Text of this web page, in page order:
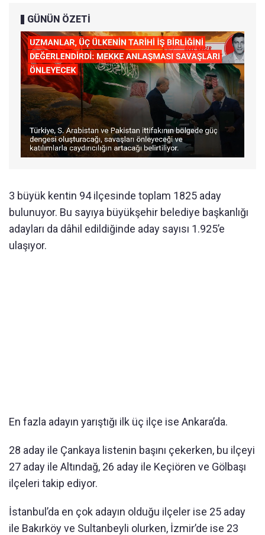
GÜNÜN ÖZETİ
3 büyük kentin 94 ilçesinde toplam 1825 aday
bulunuyor. Bu sayıya büyükşehir belediye başkanlığı
adayları da dâhil edildiğinde aday sayısı 1.925’e
ulaşıyor.
En fazla adayın yarıştığı ilk üç ilçe ise Ankara’da.
28 aday ile Çankaya listenin başını çekerken, bu ilçeyi
27 aday ile Altındağ, 26 aday ile Keçiören ve Gölbaşı
ilçeleri takip ediyor.
İstanbul’da en çok adayın olduğu ilçeler ise 25 aday
ile Bakırköy ve Sultanbeyli olurken, İzmir’de ise 23